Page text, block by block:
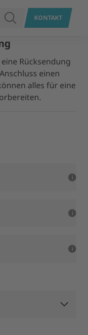
SUCHENKONTAKT
Rücksendung
einen
alles für eine